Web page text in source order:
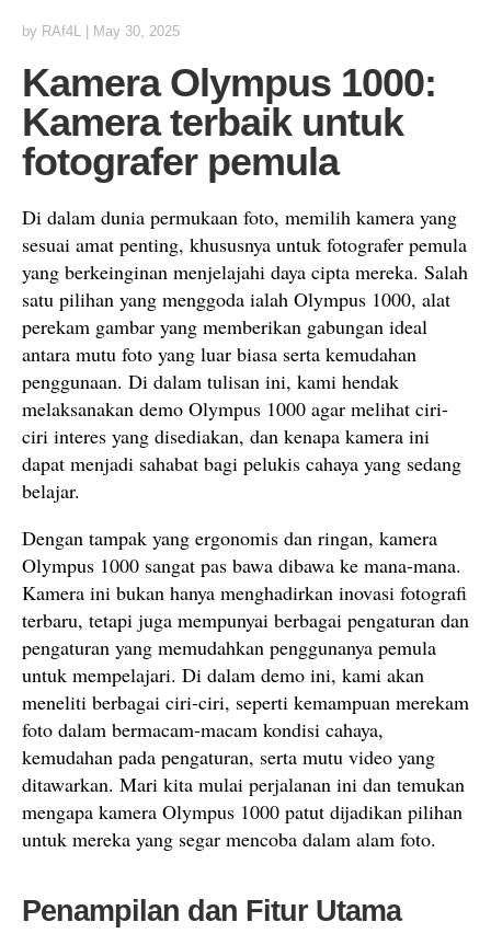
by RAf4L May 30, 2025
Kamera Olympus 1000:
Kamera terbaik untuk
fotografer pemula
Di dalam dunia permukaan foto, memilih kamera yang
sesuai amat penting, khususnya untuk fotografer pemula
yang berkeinginan menjelajahi daya cipta mereka. Salah
satu pilihan yang menggoda ialah Olympus 1000, alat
perekam gambar yang memberikan gabungan ideal
antara mutu foto yang luar biasa serta kemudahan
penggunaan. Di dalam tulisan ini, kami hendak
melaksanakan demo Olympus 1000 agar melihat ciri-
ciri interes yang disediakan, dan kenapa kamera ini
dapat menjadi sahabat bagi pelukis cahaya yang sedang
belajar.
Dengan tampak yang ergonomis dan ringan, kamera
Olympus 1000 sangat pas bawa dibawa ke mana-mana.
Kamera ini bukan hanya menghadirkan inovasi fotografi
terbaru, tetapi juga mempunyai berbagai pengaturan dan
pengaturan yang memudahkan penggunanya pemula
untuk mempelajari. Di dalam demo ini, kami akan
meneliti berbagai ciri-ciri, seperti kemampuan merekam
foto dalam bermacam-macam kondisi cahaya,
kemudahan pada pengaturan, serta mutu video yang
ditawarkan. Mari kita mulai perjalanan ini dan temukan
mengapa kamera Olympus 1000 patut dijadikan pilihan
untuk mereka yang segar mencoba dalam alam foto.
Penampilan dan Fitur Utama